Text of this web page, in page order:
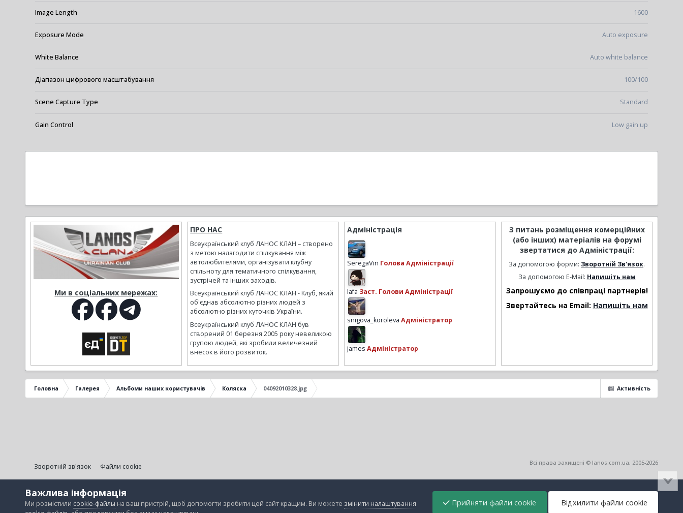
Image Length 1600
Exposure Mode Auto exposure
White Balance Auto white balance
Діапазон цифрового масштабування 100/100
Scene Capture Type Standard
Gain Control Low gain up
Ми в соціальних мережах:
ПРО НАС
Всеукраїнський клуб ЛАНОС КЛАН – створено
з метою налагодити спілкування між
автолюбителями, організувати клубну
спільноту для тематичного спілкування,
зустрічей та інших заходів.
Всеукраїнський клуб ЛАНОС КЛАН - Клуб, який
об'єднав абсолютно різних людей з
абсолютно різних куточків України.
Всеукраїнський клуб ЛАНОС КЛАН був
створений 01 березня 2005 року невеликою
групою людей, які зробили величезний
внесок в його розвиток.
Адміністрація
SeregaVin Голова Адміністрації
lafa Заст. Голови Адміністрації
snigova_koroleva Адміністратор
james Адміністратор
З питань розміщення комерційних
(або інших) матеріалів на форумі
звертатися до Адміністрації:
За допомогою форми: Зворотній Зв'язок.
За допомогою E-Mail: Напишіть нам
Запрошуємо до співпраці партнерів!
Звертайтесь на Email: Напишіть нам
Активність
Головна Галерея Альбоми наших користувачів Коляска 04092010328.jpg
Зворотній зв'язок Файли cookie Всі права захищені © lanos.com.ua, 2005-2026
Важлива інформація
Ми розмістили cookie-файлы на ваш пристрій, щоб допомогти зробити цей сайт кращим. Ви можете змінити налаштування
Прийняти файли cookie Відхилити файли cookie